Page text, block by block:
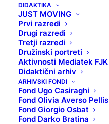
DIDAKTIKA
JUST MOVING
Prvi razredi
Drugi razredi
Tretji razredi
Družinski portreti
Aktivnosti Mediatek FJK
Didaktični arhiv
ARHIVSKI FONDI
Fond Ugo Casiraghi
Fond Olivia Averso Pellis
Fond Giorgio Osbat
Fond Darko Bratina
DELAVCI
10 DECEMBRA, 2020